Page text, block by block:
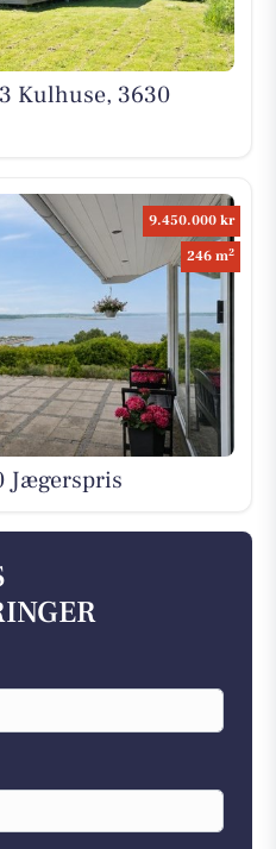
Kulhuse, 3630
9.450.000 kr
246 m2
Jægerspris